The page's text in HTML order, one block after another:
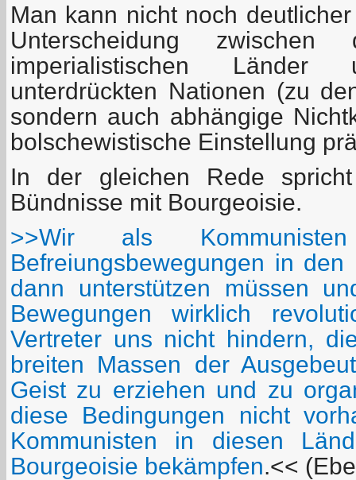
Man kann nicht noch
Unterscheidung
imperialistischen
unterdrückten Nationen (zu
sondern auch abhängige
bolschewistische Einstellung
In der gleichen Rede
Bündnisse mit Bourgeoisie.
>>Wir als
Befreiungsbewegungen in
dann unterstützen müssen
Bewegungen wirklich
Vertreter uns nicht hindern,
breiten Massen der
Geist zu erziehen und zu
diese Bedingungen nicht
Kommunisten in diesen
Bourgeoisie bekämpfen.<<